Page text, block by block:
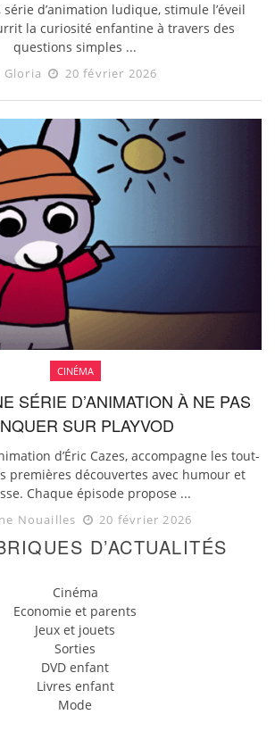
série d’animation ludique, stimule l’éveil
la curiosité enfantine à travers des
questions simples ...
Gloria 20 février 2026
CINÉMA
SÉRIE D’ANIMATION À NE PAS
SUR PLAYVOD
d’Éric Cazes, accompagne les tout-
premières découvertes avec humour et
Chaque épisode propose ...
Nouailles 20 février 2026
D’ACTUALITÉS
Cinéma
Economie et parents
Jeux et jouets
Sorties
DVD enfant
Livres enfant
Mode